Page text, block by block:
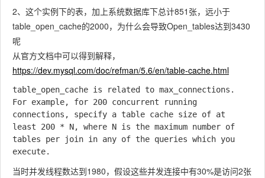
2、这个实例下的表，加上系统数据库下总计851张，远小于
table_open_cache的2000，为什么会导致Open_tables达到3430
呢
从官方文档中可以得到解释，
https://dev.mysql.com/doc/refman/5.6/en/table-cache.html
table_open_cache is related to max_connections.
For example, for 200 concurrent running
connections, specify a table cache size of at
least 200 * N, where N is the maximum number of
tables per join in any of the queries which you
execute.
当时并发线程数达到1980，假设这些并发连接中有30%是访问2张